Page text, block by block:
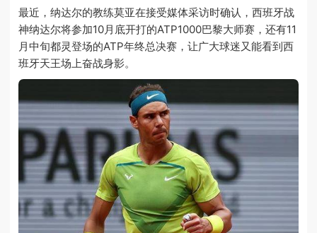
最近，纳达尔的教练莫亚在接受媒体采访时确认，西班牙战
神纳达尔将参加10月底开打的ATP1000巴黎大师赛，还有11
月中旬都灵登场的ATP年终总决赛，让广大球迷又能看到西
班牙天王场上奋战身影。